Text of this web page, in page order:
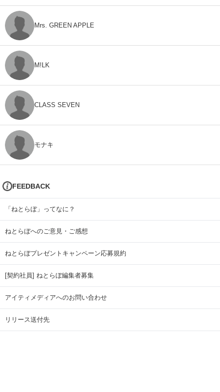
Mrs. GREEN APPLE
M!LK
CLASS SEVEN
モナキ
FEEDBACK
「ねとらぼ」ってなに？
ねとらぼへのご意見・ご感想
ねとらぼプレゼントキャンペーン応募規約
[契約社員] ねとらぼ編集者募集
アイティメディアへのお問い合わせ
リリース送付先